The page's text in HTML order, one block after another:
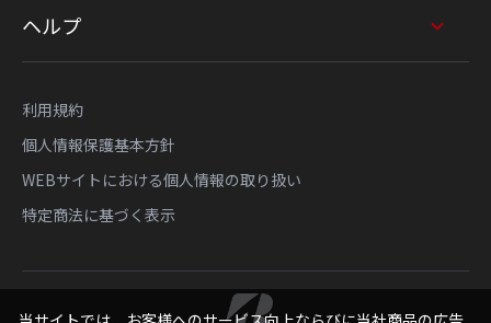
ヘルプ
利用規約
個人情報保護基本方針
WEBサイトにおける個人情報の取り扱い
特定商法に基づく表示